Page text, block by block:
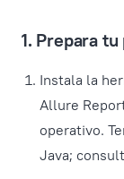
1. Prepara
Instala la
Allure
operativo.
Java;